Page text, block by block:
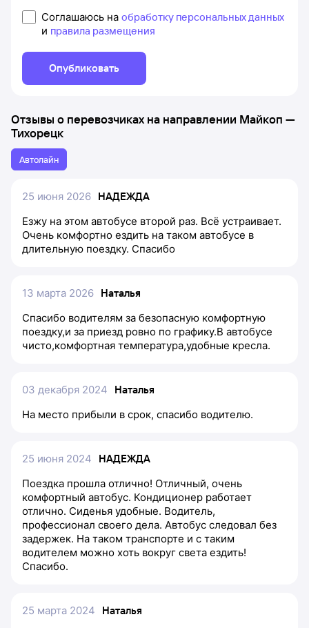
Соглашаюсь на обработку персональных данных
и правила размещения
Опубликовать
Отзывы о перевозчиках на направлении Майкоп —
Тихорецк
Автолайн
25 июня 2026 НАДЕЖДА
Езжу на этом автобусе второй раз. Всё устраивает.
Очень комфортно ездить на таком автобусе в
длительную поездку. Спасибо
13 марта 2026 Наталья
Спасибо водителям за безопасную комфортную
поездку,и за приезд ровно по графику.В автобусе
чисто,комфортная температура,удобные кресла.
03 декабря 2024
Наталья
На место прибыли в срок, спасибо водителю.
25 июня 2024
НАДЕЖДА
Поездка прошла отлично! Отличный, очень
комфортный автобус. Кондиционер работает
отлично. Сиденья удобные. Водитель,
профессионал своего дела. Автобус следовал без
задержек. На таком транспорте и с таким
водителем можно хоть вокруг света ездить!
Спасибо.
25 марта 2024
Наталья